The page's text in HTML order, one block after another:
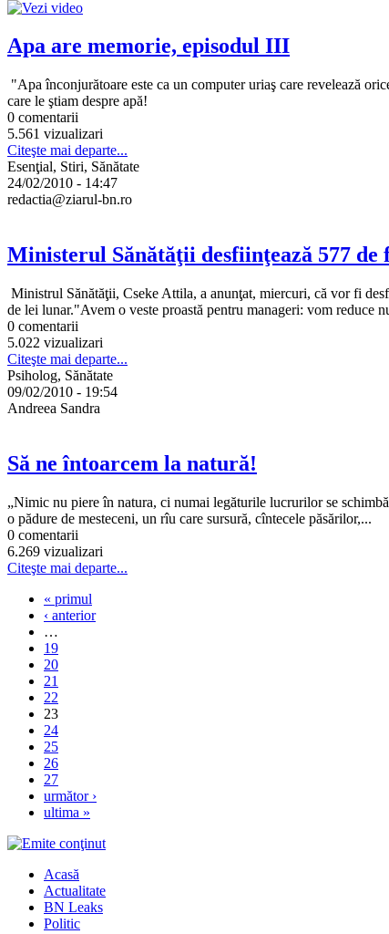
Apa are memorie, episodul III
"Apa înconjurătoare este ca un computer uriaş care revelează
care le ştiam despre apă!
0 comentarii
5.561 vizualizari
Citeşte mai departe...
Esenţial, Stiri, Sănătate
24/02/2010 - 14:47
redactia@ziarul-bn.ro
Ministerul Sănătăţii desfiinţează 577 de
Ministrul Sănătăţii, Cseke Attila, a anunţat, miercuri, că vor fi
de lei lunar."Avem o veste proastă pentru manageri: vom reduce
0 comentarii
5.022 vizualizari
Citeşte mai departe...
Psiholog, Sănătate
09/02/2010 - 19:54
Andreea Sandra
Să ne întoarcem la natură!
„Nimic nu piere în natura, ci numai legăturile lucrurilor se
o pădure de mesteceni, un rîu care sursură, cîntecele păsărilor,...
0 comentarii
6.269 vizualizari
Citeşte mai departe...
« primul
‹ anterior
…
19
20
21
22
23
24
25
26
27
următor ›
ultima »
Acasă
Actualitate
BN Leaks
Politic